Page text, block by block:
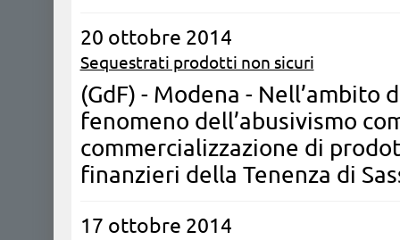
20 ottobre 2014
Sequestrati prodotti non sicuri
(GdF) - Modena -
fenomeno dell’abusivismo
commercializzazione di
finanzieri della Tenenza di
17 ottobre 2014